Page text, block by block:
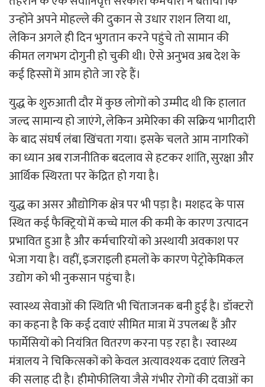
उन्होंने अपने मोहल्ले की दुकान से उधार राशन लिया था,
लेकिन अगले ही दिन भुगतान करने पहुंचे तो सामान की
कीमत लगभग दोगुनी हो चुकी थी। ऐसे अनुभव अब देश के
कई हिस्सों में आम होते जा रहे हैं।
युद्ध के शुरुआती दौर में कुछ लोगों को उम्मीद थी कि हालात
जल्द सामान्य हो जाएंगे, लेकिन अमेरिका की सक्रिय भागीदारी
के बाद संघर्ष लंबा खिंचता गया। इसके चलते आम नागरिकों
का ध्यान अब राजनीतिक बदलाव से हटकर शांति, सुरक्षा और
आर्थिक स्थिरता पर केंद्रित हो गया है।
युद्ध का असर औद्योगिक क्षेत्र पर भी पड़ा है। मशहद के पास
स्थित कई फैक्ट्रियों में कच्चे माल की कमी के कारण उत्पादन
प्रभावित हुआ है और कर्मचारियों को अस्थायी अवकाश पर
भेजा गया है। वहीं, इजराइली हमलों के कारण पेट्रोकेमिकल
उद्योग को भी नुकसान पहुंचा है।
स्वास्थ्य सेवाओं की स्थिति भी चिंताजनक बनी हुई है। डॉक्टरों
का कहना है कि कई दवाएं सीमित मात्रा में उपलब्ध हैं और
फार्मेसियों को नियंत्रित वितरण करना पड़ रहा है। स्वास्थ्य
मंत्रालय ने चिकित्सकों को केवल अत्यावश्यक दवाएं लिखने
की सलाह दी है। हीमोफीलिया जैसे गंभीर रोगों की दवाओं का